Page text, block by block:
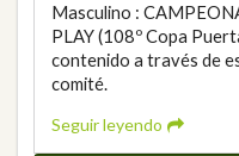
Masculino :
PLAY (108º Copa
contenido a través de
comité.
Seguir leyendo